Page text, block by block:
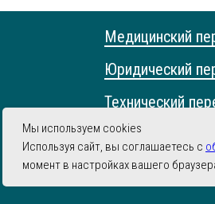
Медицинский
Юридический
Технический
Научный перевод
Устный перевод
Мы используем cookies
Используя сайт, вы соглашаетесь с
момент в настройках вашего